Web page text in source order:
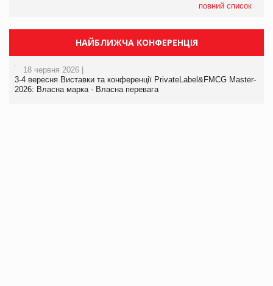
повний список
НАЙБЛИЖЧА КОНФЕРЕНЦІЯ
18 червня 2026 |
3-4 вересня Виставки та конференції PrivateLabel&FMCG Master-
2026: Власна марка - Власна перевага